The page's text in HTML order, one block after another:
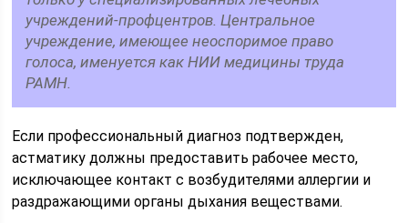
учреждений-профцентров. Центральное
учреждение, имеющее неоспоримое право
голоса, именуется как НИИ медицины труда
РАМН.
Если профессиональный диагноз подтвержден,
астматику должны предоставить рабочее место,
исключающее контакт с возбудителями аллергии и
раздражающими органы дыхания веществами.